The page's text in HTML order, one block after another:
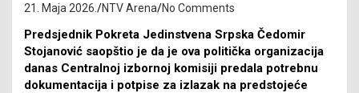
21. Maja 2026. NTV Arena No Comments
Predsjednik Pokreta Jedinstvena Srpska Čedomir
Stojanović saopštio je da je ova politička organizacija
danas Centralnoj izbornoj komisiji predala potrebnu
dokumentacija i potpise za izlazak na predstojeće